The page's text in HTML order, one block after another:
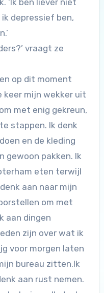
‘Ik ben liever niet
depressief ben,
vraagt ze
op dit moment
keer mijn wekker uit
met enig gekreun,
stappen. Ik denk
en de kleding
gewoon pakken. Ik
eten terwijl
aan naar mijn
om met
aan dingen
zijn over wat ik
voor morgen laten
bureau zitten.Ik
aan rust nemen.